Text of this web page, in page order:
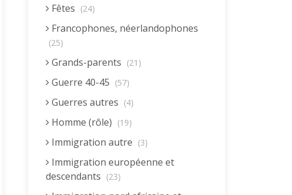
Fêtes (24)
Francophones, néerlandophones
(25)
Grands-parents (21)
Guerre 40-45 (57)
Guerres autres (4)
Homme (rôle) (19)
Immigration autre (3)
Immigration européenne et
descendants (23)